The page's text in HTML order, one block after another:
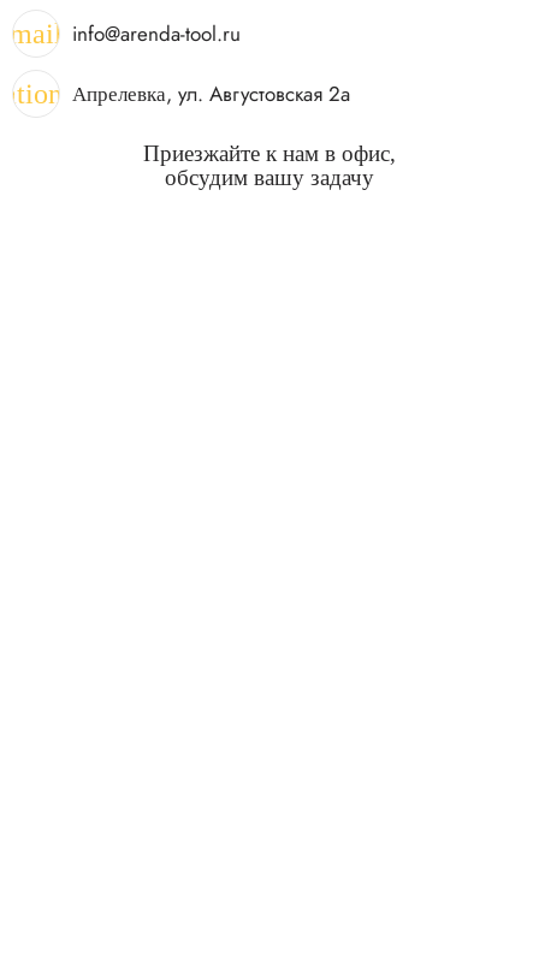
mail info@arenda-tool.ru
Апрелевка, ул. Августовская 2а
Приезжайте к нам в офис,
обсудим вашу задачу